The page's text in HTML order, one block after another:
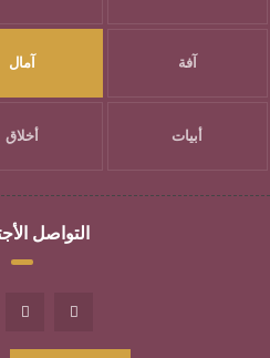
آفة آمال
أبيات أخلاق
التواصل